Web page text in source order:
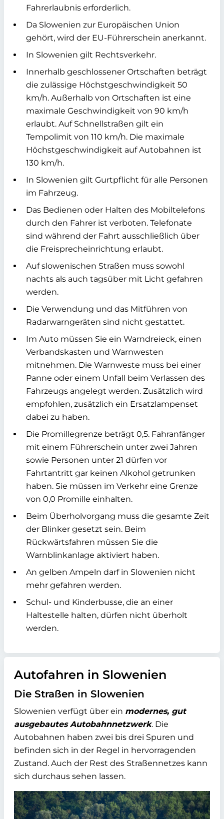
Fahrerlaubnis erforderlich.
Da Slowenien zur Europäischen Union
gehört, wird der EU-Führerschein anerkannt.
In Slowenien gilt Rechtsverkehr.
Innerhalb geschlossener Ortschaften beträgt
die zulässige Höchstgeschwindigkeit 50
km/h. Außerhalb von Ortschaften ist eine
maximale Geschwindigkeit von 90 km/h
erlaubt. Auf Schnellstraßen gilt ein
Tempolimit von 110 km/h. Die maximale
Höchstgeschwindigkeit auf Autobahnen ist
130 km/h.
In Slowenien gilt Gurtpflicht für alle Personen
im Fahrzeug.
Das Bedienen oder Halten des Mobiltelefons
durch den Fahrer ist verboten. Telefonate
sind während der Fahrt ausschließlich über
die Freisprecheinrichtung erlaubt.
Auf slowenischen Straßen muss sowohl
nachts als auch tagsüber mit Licht gefahren
werden.
Die Verwendung und das Mitführen von
Radarwarngeräten sind nicht gestattet.
Im Auto müssen Sie ein Warndreieck, einen
Verbandskasten und Warnwesten
mitnehmen. Die Warnweste muss bei einer
Panne oder einem Unfall beim Verlassen des
Fahrzeugs angelegt werden. Zusätzlich wird
empfohlen, zusätzlich ein Ersatzlampenset
dabei zu haben.
Die Promillegrenze beträgt 0,5. Fahranfänger
mit einem Führerschein unter zwei Jahren
sowie Personen unter 21 dürfen vor
Fahrtantritt gar keinen Alkohol getrunken
haben. Sie müssen im Verkehr eine Grenze
von 0,0 Promille einhalten.
Beim Überholvorgang muss die gesamte Zeit
der Blinker gesetzt sein. Beim
Rückwärtsfahren müssen Sie die
Warnblinkanlage aktiviert haben.
An gelben Ampeln darf in Slowenien nicht
mehr gefahren werden.
Schul- und Kinderbusse, die an einer
Haltestelle halten, dürfen nicht überholt
werden.
Autofahren in Slowenien
Die Straßen in Slowenien
Slowenien verfügt über ein modernes, gut
ausgebautes Autobahnnetzwerk. Die
Autobahnen haben zwei bis drei Spuren und
befinden sich in der Regel in hervorragenden
Zustand. Auch der Rest des Straßennetzes kann
sich durchaus sehen lassen.